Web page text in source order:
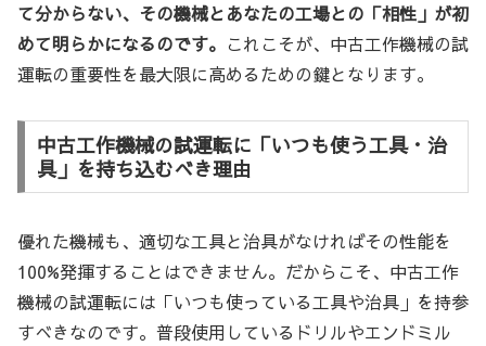
て分からない、その機械とあなたの工場との「相性」が初
めて明らかになるのです。 これこそが、中古工作機械の試
運転の重要性を最大限に高めるための鍵となります。
中古工作機械の試運転に「いつも使う工具・治
具」を持ち込むべき理由
優れた機械も、適切な工具と治具がなければその性能を
100%発揮することはできません。だからこそ、中古工作
機械の試運転には「いつも使っている工具や治具」を持参
すべきなのです。普段使用しているドリルやエンドミル